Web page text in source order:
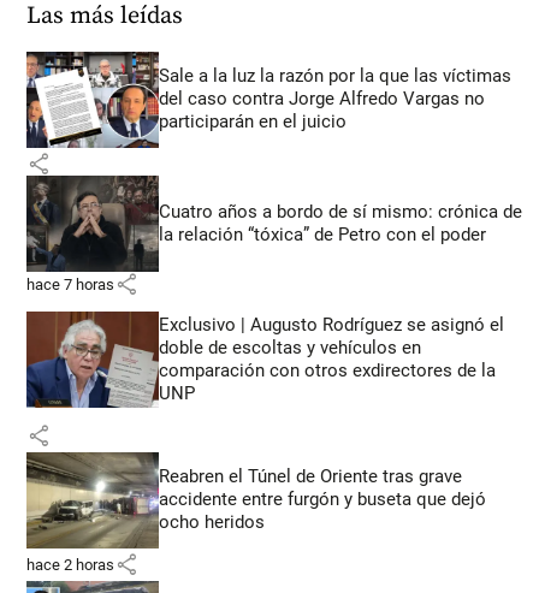
Las más leídas
Sale a la luz la razón por la que las víctimas
del caso contra Jorge Alfredo Vargas no
participarán en el juicio
share
Cuatro años a bordo de sí mismo: crónica de
la relación “tóxica” de Petro con el poder
hace 7 horas share
Exclusivo | Augusto Rodríguez se asignó el
doble de escoltas y vehículos en
comparación con otros exdirectores de la
UNP
share
Reabren el Túnel de Oriente tras grave
accidente entre furgón y buseta que dejó
ocho heridos
hace 2 horas share